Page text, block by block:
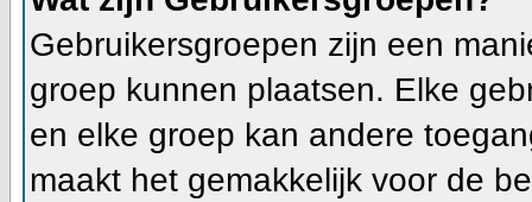
Gebruikersgroepen zijn een
groep kunnen plaatsen. Elke
en elke groep kan andere
maakt het gemakkelijk voor de